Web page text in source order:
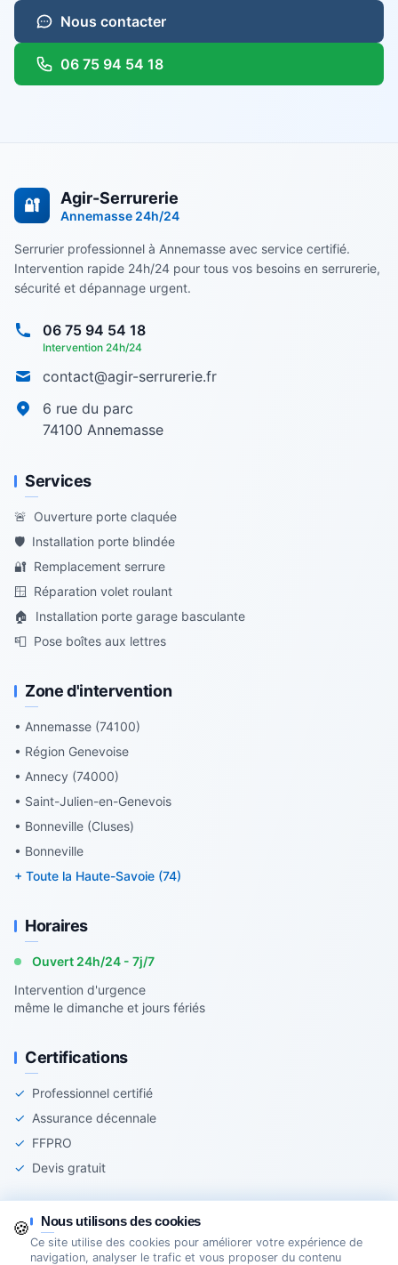
Nous contacter
06 75 94 54 18
🔐 Agir-Serrurerie
Annemasse 24h/24
Serrurier professionnel à Annemasse avec service certifié.
Intervention rapide 24h/24 pour tous vos besoins en serrurerie,
sécurité et dépannage urgent.
06 75 94 54 18
Intervention 24h/24
contact@agir-serrurerie.fr
6 rue du parc
74100 Annemasse
Services
🚨 Ouverture porte claquée
🛡️ Installation porte blindée
🔐 Remplacement serrure
🪟 Réparation volet roulant
🏠
Installation porte garage basculante
📮 Pose boîtes aux lettres
Zone d'intervention
• Annemasse (74100)
• Région Genevoise
• Annecy (74000)
• Saint-Julien-en-Genevois
• Bonneville (Cluses)
• Bonneville
+ Toute la Haute-Savoie (74)
Horaires
Ouvert 24h/24 - 7j/7
Intervention d'urgence
même le dimanche et jours fériés
Certifications
✓ Professionnel certifié
✓ Assurance décennale
✓ FFPRO
✓ Devis gratuit
© 2025 Agir-Serrurerie - Tous droits réservés
🍪 Nous utilisons des cookies
Ce site utilise des cookies pour améliorer votre expérience de
navigation, analyser le trafic et vous proposer du contenu